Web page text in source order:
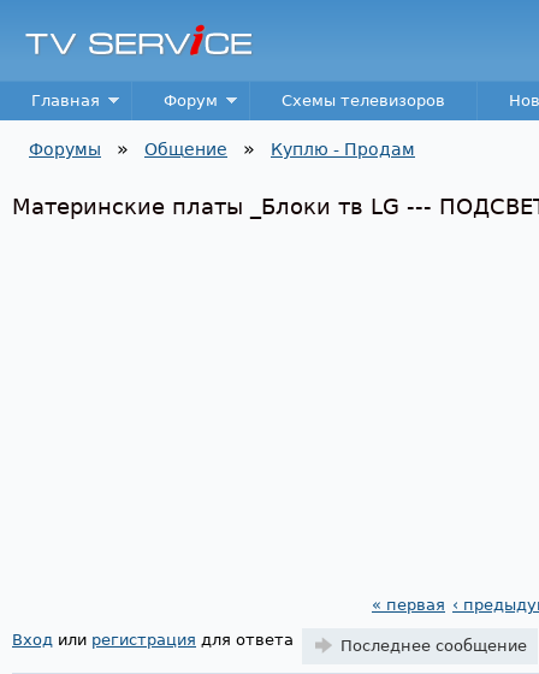
TV
Service
Main menu
Главная Форум Схемы телевизоров
Форумы » Общение » Куплю - Продам
Материнские платы _Блоки тв LG ---
Страницы
« первая ‹
Вход или регистрация для ответа Последнее сообщение